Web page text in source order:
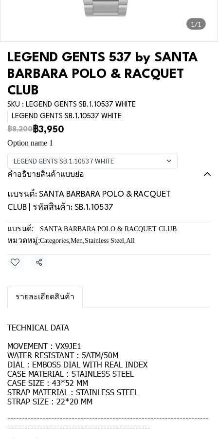
1/1
LEGEND GENTS 537 by SANTA
BARBARA POLO & RACQUET
CLUB
SKU : LEGEND GENTS SB.1.10537 WHITE
LEGEND GENTS SB.1.10537 WHITE
฿8,200 ฿3,950
Option name 1
LEGEND GENTS SB.1.10537 WHITE
คำอธิบายสินค้าแบบย่อ
แบรนด์: SANTA BARBARA POLO & RACQUET
CLUB | รหัสสินค้า: SB.1.10537
แบรนด์: SANTA BARBARA POLO & RACQUET CLUB
หมวดหมู่:Categories,Men,Stainless Steel,All
แชร์
รายละเอียดสินค้า
TECHNICAL DATA
MOVEMENT : VX9JE1
WATER RESISTANT : 5ATM/50M
DIAL : EMBOSS DIAL WITH REAL INDEX
CASE MATERIAL : STAINLESS STEEL
CASE SIZE : 43*52 MM
STRAP MATERIAL : STAINLESS STEEL
STRAP SIZE : 22*20 MM
---------------------------------------------------------------------
-------------------------------------------------